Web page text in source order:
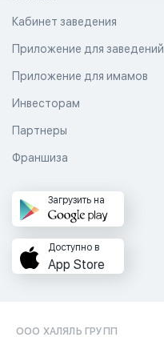
Кабинет заведения
Приложение для заведений
Приложение для имамов
Инвесторам
Партнеры
Франшиза
Загрузить на
Доступно в
App Store
ООО ХАЛЯЛЬ ГРУПП